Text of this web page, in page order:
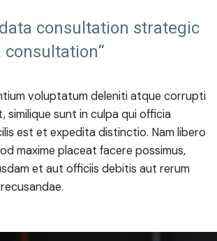
consultation strategic
voluptatum deleniti atque corrupti
sunt in culpa qui officia
est et expedita distinctio. Nam libero
maxime placeat facere possimus,
et aut officiis debitis aut rerum